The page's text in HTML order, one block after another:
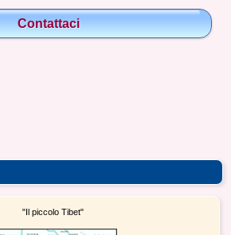
"Il piccolo Tibet"
Contattaci